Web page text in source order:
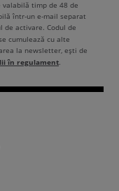
valabilă timp de 48 de
într-un e-mail separat
de activare. Codul de
cumulează cu alte
la newsletter, ești de
în regulament.